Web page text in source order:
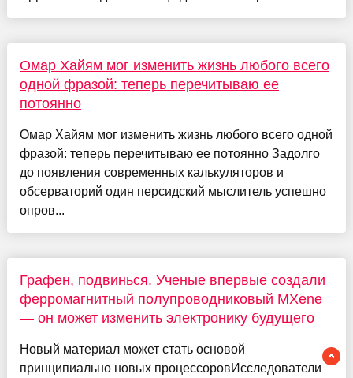
Омар Хайям мог изменить жизнь любого всего
одной фразой: теперь перечитываю ее
потоянно
Омар Хайям мог изменить жизнь любого всего одной
фразой: теперь перечитываю ее потоянно Задолго
до появления современных калькуляторов и
обсерваторий один персидский мыслитель успешно
опров...
Графен, подвинься. Ученые впервые создали
ферромагнитный полупроводниковый MXene
— он может изменить электронику будущего
Новый материал может стать основой
принципиально новых процессоровИсследователи